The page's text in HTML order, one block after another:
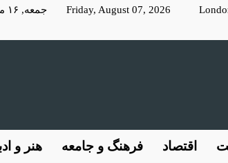
Friday, August 07, 2026 جمعه, ۱۶ مرداد ۱۴۰۵
KayhanLondon
هنر و فرهنگ و جامعه اقتصاد